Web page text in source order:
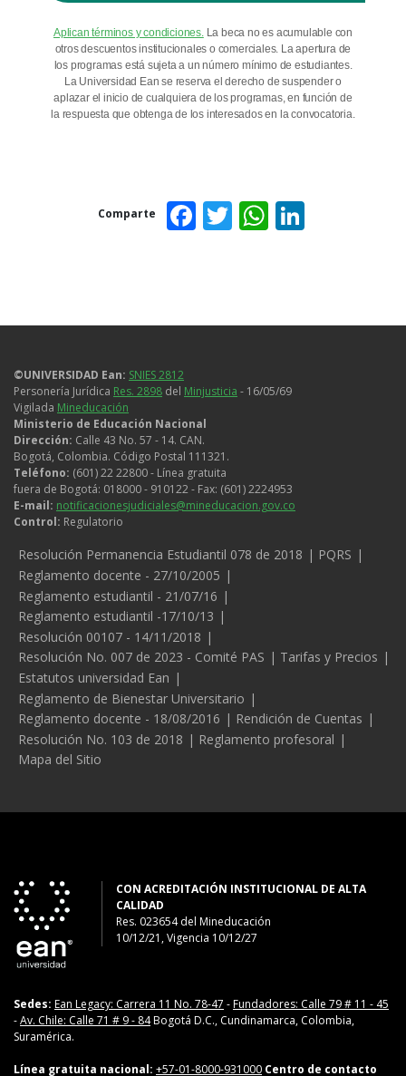
Aplican términos y condiciones.La beca no es acumulable con
otros descuentos institucionales o comerciales. La apertura de
los programas está sujeta a un número mínimo de estudiantes.
La Universidad Ean se reserva el derecho de suspender o
aplazar el inicio de cualquiera de los programas, en función de
la respuesta que obtenga de los interesados en la convocatoria.
Comparte Facebook
Twitter
©UNIVERSIDAD Ean: SNIES 2812
Personería Jurídica Res. 2898 del Minjusticia - 16/05/69
Vigilada Mineducación
Ministerio de Educación Nacional
Dirección: Calle 43 No. 57 - 14. CAN.
Bogotá, Colombia. Código Postal 111321.
Teléfono: (601) 22 22800 - Línea gratuita
fuera de Bogotá: 018000 - 910122 - Fax: (601) 2224953
E-mail: notificacionesjudiciales@mineducacion.gov.co
Control: Regulatorio
Resolución Permanencia Estudiantil 078 de 2018
PQRS
Reglamento docente - 27/10/2005
Reglamento estudiantil - 21/07/16
Reglamento estudiantil -17/10/13
Resolución 00107 - 14/11/2018
Resolución No. 007 de 2023 - Comité PAS
Tarifas y Precios
Estatutos universidad Ean
Reglamento de Bienestar Universitario
Reglamento docente - 18/08/2016
Rendición de Cuentas
Resolución No. 103 de 2018
Reglamento profesoral
Mapa del Sitio
CON ACREDITACIÓN INSTITUCIONAL DE ALTA
CALIDAD
Res. 023654del Mineducación
10/12/21, Vigencia 10/12/27
Sedes: Ean Legacy: Carrera 11 No. 78-47 -Fundadores: Calle 79 # 11 - 45
-Av. Chile: Calle 71 # 9 - 84Bogotá D.C., Cundinamarca, Colombia,
Suramérica.
Línea gratuita nacional: +57-01-8000-931000 Centro de contacto